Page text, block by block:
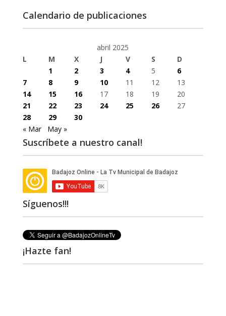
Calendario de publicaciones
abril 2025
L
M X J V S
D
1
2 3 4 5
6
7
8 9 10 11 12
13
14
15 16 17 18 19
20
21
22 23 24 25 26
27
28
29
30
« Mar
May »
Suscríbete a nuestro canal!
Síguenos!!!
¡Hazte fan!